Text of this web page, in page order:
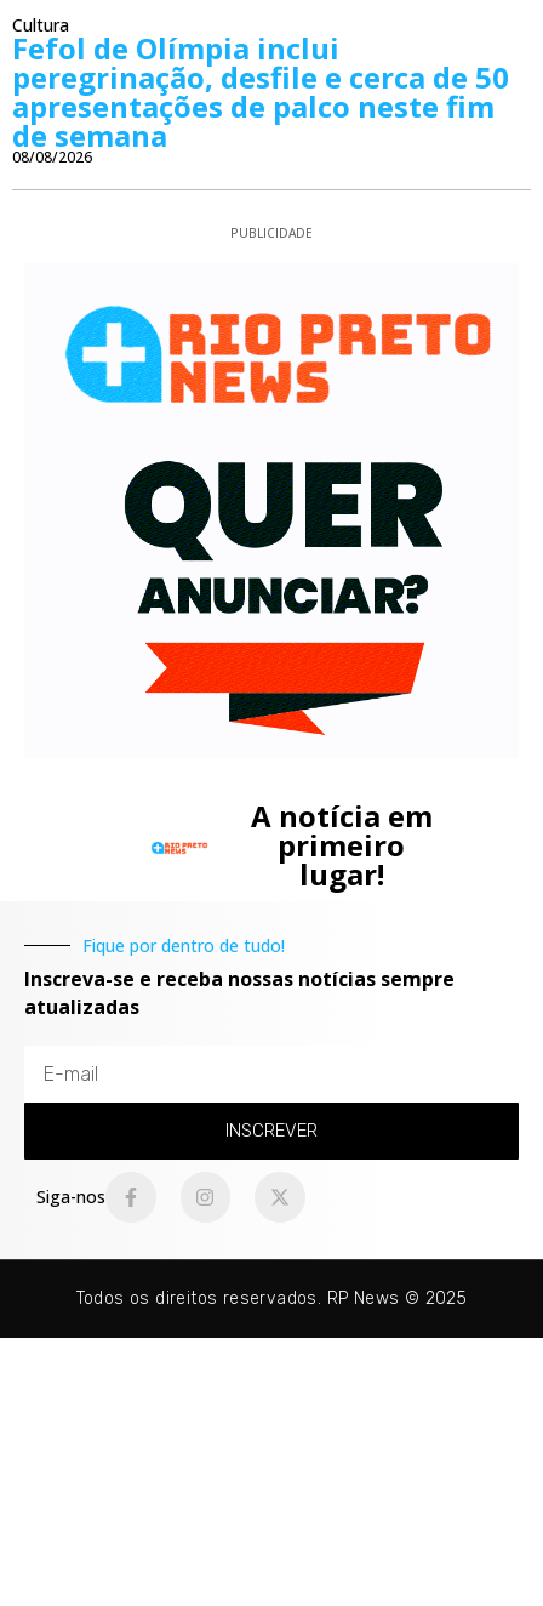
Cultura
Fefol de Olímpia inclui
peregrinação, desfile e cerca de 50
apresentações de palco neste fim
de semana
08/08/2026
PUBLICIDADE
A notícia em
primeiro
lugar!
Fique por dentro de tudo!
Inscreva-se e receba nossas notícias sempre
atualizadas
INSCREVER
Siga-nos
Todos os direitos reservados. RP News © 2025